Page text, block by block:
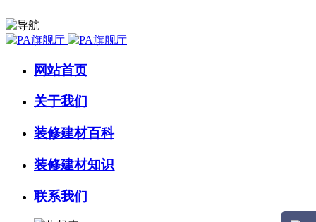
网站首页
关于我们
装修建材百科
装修建材知识
联系我们